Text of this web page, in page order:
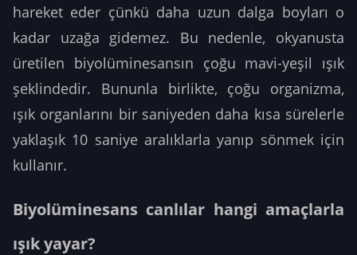
hareket eder çünkü daha uzun dalga boyları o
kadar uzağa gidemez. Bu nedenle, okyanusta
üretilen biyolüminesansın çoğu mavi-yeşil ışık
şeklindedir. Bununla birlikte, çoğu organizma,
ışık organlarını bir saniyeden daha kısa sürelerle
yaklaşık 10 saniye aralıklarla yanıp sönmek için
kullanır.
Biyolüminesans canlılar hangi amaçlarla
ışık yayar?